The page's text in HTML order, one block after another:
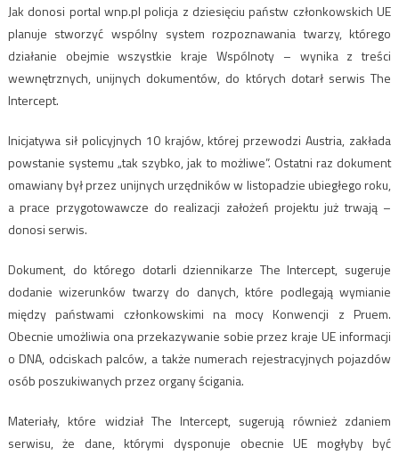
Jak donosi portal wnp.pl policja z dziesięciu państw członkowskich UE
planuje stworzyć wspólny system rozpoznawania twarzy, którego
działanie obejmie wszystkie kraje Wspólnoty – wynika z treści
wewnętrznych, unijnych dokumentów, do których dotarł serwis The
Intercept.
Inicjatywa sił policyjnych 10 krajów, której przewodzi Austria, zakłada
powstanie systemu „tak szybko, jak to możliwe”. Ostatni raz dokument
omawiany był przez unijnych urzędników w listopadzie ubiegłego roku,
a prace przygotowawcze do realizacji założeń projektu już trwają –
donosi serwis.
Dokument, do którego dotarli dziennikarze The Intercept, sugeruje
dodanie wizerunków twarzy do danych, które podlegają wymianie
między państwami członkowskimi na mocy Konwencji z Pruem.
Obecnie umożliwia ona przekazywanie sobie przez kraje UE informacji
o DNA, odciskach palców, a także numerach rejestracyjnych pojazdów
osób poszukiwanych przez organy ścigania.
Materiały, które widział The Intercept, sugerują również zdaniem
serwisu, że dane, którymi dysponuje obecnie UE mogłyby być